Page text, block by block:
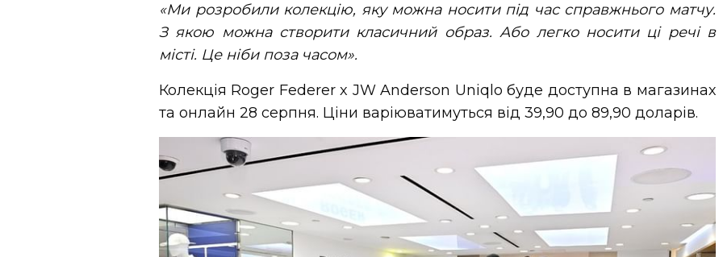
«Ми розробили колекцію, яку можна носити під час справжнього матчу.
З якою можна створити класичний образ. Або легко носити ці речі в
місті. Це ніби поза часом».
Колекція Roger Federer x JW Anderson Uniqlo буде доступна в магазинах
та онлайн 28 серпня. Ціни варіюватимуться від 39,90 до 89,90 доларів.